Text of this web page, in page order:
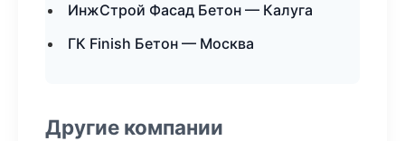
ИнжСтрой Фасад Бетон — Калуга
ГК Finish Бетон — Москва
Другие компании